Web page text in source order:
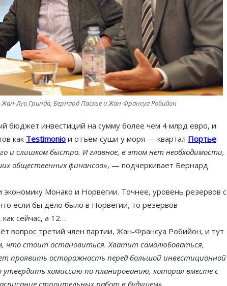
Луи Гринда, Бернард Паскье и Жан-Франсуа Робийон
бюджет инвестиций на сумму более чем 4 млрд евро, и
как Testimonio и отъем суши у моря — квартал Портье.
и слишком быстро. И главное, в этом нет необходимости,
общественных финансов», — подчеркивает Бернард
Монако и Норвегии. Точнее, уровень резервов с
если бы дело было в Норвегии, то резервов
сейчас, а 12…
вопрос третий член партии, Жан-Франсуа Робийон, и тут
что стоит остановиться. Хватит самолюбоваться,
проявить осторожность перед большой инвестиционной
комиссию по планированию, которая вместе с
строительных работ в будущем».